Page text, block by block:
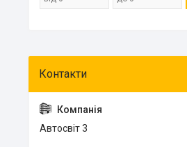
Автосвіт 3